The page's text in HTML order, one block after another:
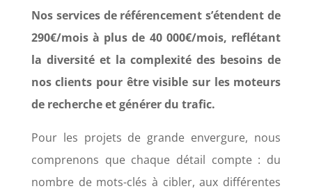
Nos services de référencement s’étendent de
290€/mois à plus de 40 000€/mois, reflétant
la diversité et la complexité des besoins de
nos clients pour être visible sur les moteurs
de recherche et générer du trafic.
Pour les projets de grande envergure, nous
comprenons que chaque détail compte : du
nombre de mots-clés à cibler, aux différentes